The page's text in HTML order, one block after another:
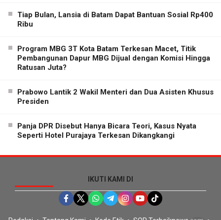
Tiap Bulan, Lansia di Batam Dapat Bantuan Sosial Rp400
Ribu
Program MBG 3T Kota Batam Terkesan Macet, Titik
Pembangunan Dapur MBG Dijual dengan Komisi Hingga
Ratusan Juta?
Prabowo Lantik 2 Wakil Menteri dan Dua Asisten Khusus
Presiden
Panja DPR Disebut Hanya Bicara Teori, Kasus Nyata
Seperti Hotel Purajaya Terkesan Dikangkangi
IKUTI KAMI DI